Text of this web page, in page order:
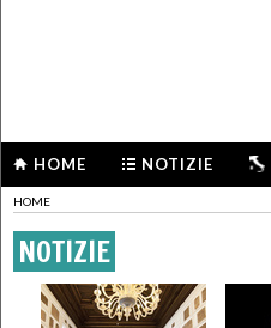
HOME NOTIZIE
HOME
NOTIZIE